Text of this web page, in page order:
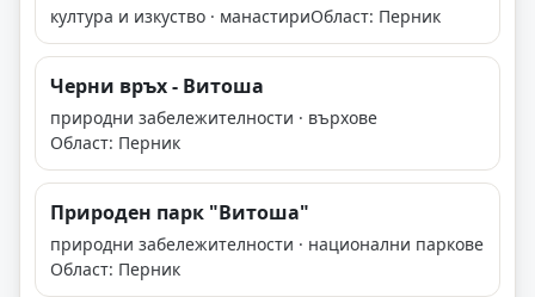
култура и изкуство · манастириОбласт: Перник
Черни връх - Витоша
природни забележителности · върхове
Област: Перник
Природен парк "Витоша"
природни забележителности · национални паркове
Област: Перник